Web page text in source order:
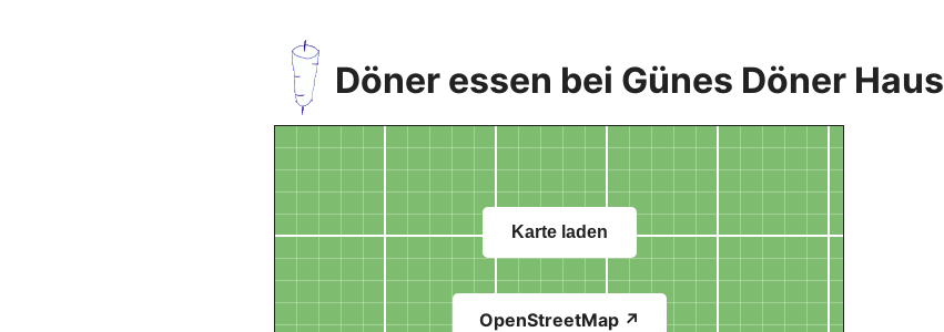
Döner essen bei Günes Döner Haus
Karte laden
OpenStreetMap ↗